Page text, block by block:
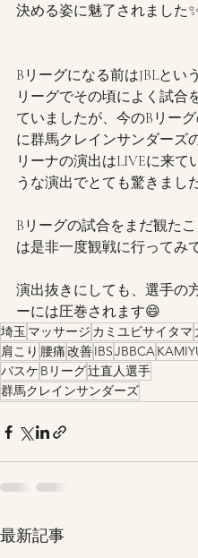
決める姿に魅了されました✨
Bリーグになる前はJBLとい
リーグでその頃によく試合
ていましたが、今のBリー
に群馬クレインサンダーズ
リーナの演出はLIVEに来て
うな演出でとても驚きまし
Bリーグの試合をまだ観た
は是非一度観戦に行ってみ
演出抜きにしても、選手の
ーには圧巻されます😄
埼玉 マッサージ カミユビサイタマ
肩こり 腰痛改善IBSJBBCA
バスケ Bリーグ辻直人選手
群馬クレインサンダーズ
最新記事